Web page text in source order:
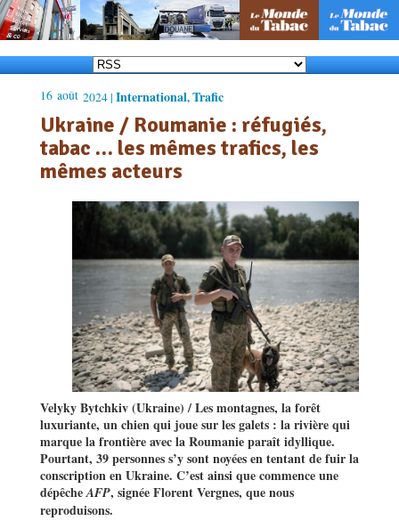
16 août 2024 | International,Trafic
Ukraine / Roumanie : réfugiés,
tabac … les mêmes trafics, les
mêmes acteurs
Velyky Bytchkiv (Ukraine) / Les montagnes, la forêt
luxuriante, un chien qui joue sur les galets : la rivière qui
marque la frontière avec la Roumanie paraît idyllique.
Pourtant, 39 personnes s’y sont noyées en tentant de fuir la
conscription en Ukraine. C’est ainsi que commence une
dépêcheAFP, signée Florent Vergnes, que nous
reproduisons.